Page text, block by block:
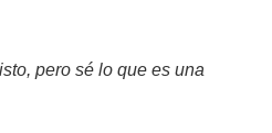
pero sé lo que es una